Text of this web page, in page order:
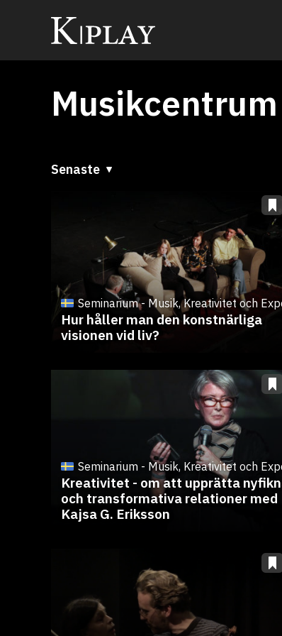
Senaste
A till Ö
Seminarium - Musik, Kreativitet och
Hur håller man den konstnärliga
visionen vid liv?
Seminarium - Musik, Kreativitet och
Kreativitet - om att upprätta
och transformativa relationer med
Kajsa G. Eriksson